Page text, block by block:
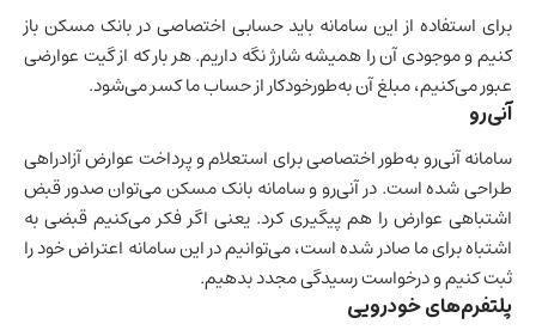
برای استفاده از این سامانه باید حسابی اختصاصی در بانک مسکن باز
کنیم و موجودی آن را همیشه شارژ نگه داریم. هر بار که از گیت عوارضی
عبور می‌کنیم، مبلغ آن به‌طورخودکار از حساب ما کسر می‌شود.
آنی‌رو
سامانه آنی‌رو به‌طور اختصاصی برای استعلام و پرداخت عوارض آزادراهی
طراحی شده است. در آنی‌رو و سامانه بانک مسکن می‌توان صدور قبض
اشتباهی عوارض را هم پیگیری کرد. یعنی اگر فکر می‌کنیم قبضی به
اشتباه برای ما صادر شده است، می‌توانیم در این سامانه‌ اعتراض خود را
ثبت کنیم و درخواست رسیدگی مجدد بدهیم.
پلتفرم‌های خودرویی